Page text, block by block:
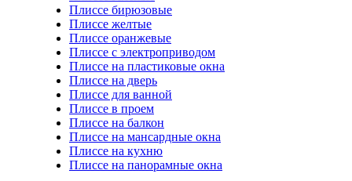
Плиссе бирюзовые
Плиссе желтые
Плиссе оранжевые
Плиссе с электроприводом
Плиссе на пластиковые окна
Плиссе на дверь
Плиссе для ванной
Плиссе в проем
Плиссе на балкон
Плиссе на мансардные окна
Плиссе на кухню
Плиссе на панорамные окна